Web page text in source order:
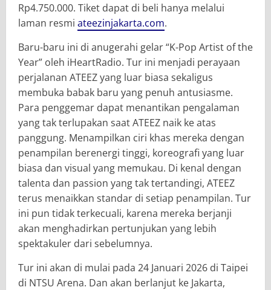
Rp4.750.000. Tiket dapat di beli hanya melalui
laman resmi ateezinjakarta.com.
Baru-baru ini di anugerahi gelar “K-Pop Artist of the
Year” oleh iHeartRadio. Tur ini menjadi perayaan
perjalanan ATEEZ yang luar biasa sekaligus
membuka babak baru yang penuh antusiasme.
Para penggemar dapat menantikan pengalaman
yang tak terlupakan saat ATEEZ naik ke atas
panggung. Menampilkan ciri khas mereka dengan
penampilan berenergi tinggi, koreografi yang luar
biasa dan visual yang memukau. Di kenal dengan
talenta dan passion yang tak tertandingi, ATEEZ
terus menaikkan standar di setiap penampilan. Tur
ini pun tidak terkecuali, karena mereka berjanji
akan menghadirkan pertunjukan yang lebih
spektakuler dari sebelumnya.
Tur ini akan di mulai pada 24 Januari 2026 di Taipei
di NTSU Arena. Dan akan berlanjut ke Jakarta,